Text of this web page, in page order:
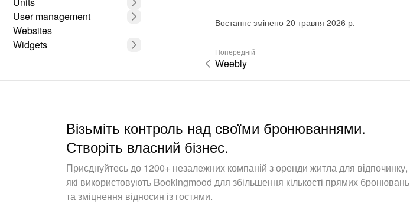
User management
Websites
Widgets
Востаннє змінено 20 травня 2026 р.
Попередній
Weebly
Візьміть контроль над своїми бронюваннями.
Створіть власний бізнес.
Приєднуйтесь до 1200+ незалежних компаній з оренди житла для відпочинку,
які використовують Bookingmood для збільшення кількості прямих бронювань
та зміцнення відносин із гостями.